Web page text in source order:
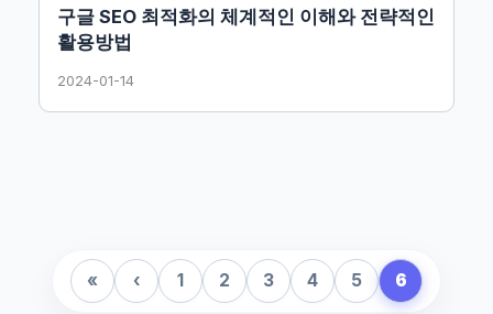
구글 SEO 최적화의 체계적인 이해와 전략적인
활용방법
2024-01-14
« ‹ 1 2 3 4 5 6